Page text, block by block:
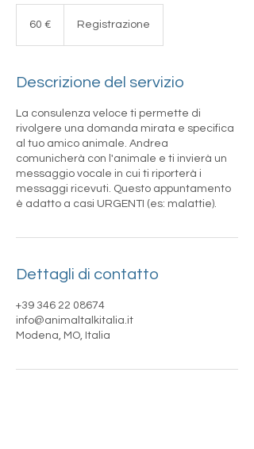
60 € Registrazione
Descrizione del servizio
La consulenza veloce ti permette di
rivolgere una domanda mirata e specifica
al tuo amico animale. Andrea
comunicherà con l'animale e ti invierà un
messaggio vocale in cui ti riporterà i
messaggi ricevuti. Questo appuntamento
è adatto a casi URGENTI (es: malattie).
Dettagli di contatto
+39 346 22 08674
info@animaltalkitalia.it
Modena, MO, Italia